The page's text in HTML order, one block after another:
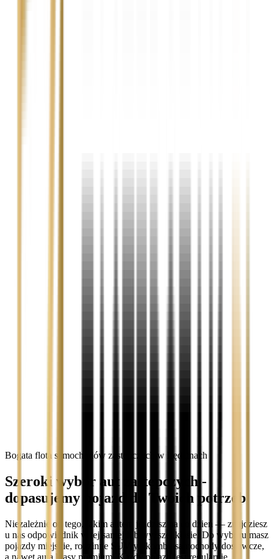
Bogata flota samochodów zastępczych w Lędzinach
Szeroki wybór aut zastępczych -
dopasujemy pojazd do Twoich potrzeb
Niezależnie od tego, jakim autem jeździsz na co dzień — znajdziesz
u nas odpowiednik w tej samej lub wyższej klasie. Do wyboru masz
pojazdy miejskie, rodzinne SUV-y i kombi, samochody dostawcze,
a nawet auta klasy premium. Każdy pojazd jest regularnie